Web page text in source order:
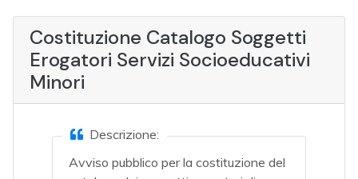
Costituzione Catalogo Soggetti
Erogatori Servizi Socioeducativi
Minori
Descrizione:
Avviso pubblico per la costituzione del